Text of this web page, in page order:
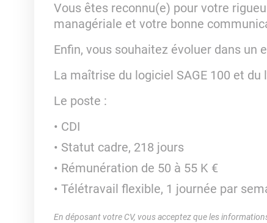
Vous êtes reconnu(e) pour votre
managériale et votre bonne
Enfin, vous souhaitez évoluer dans
La maîtrise du logiciel SAGE 100 et du
Le poste :
CDI
Statut cadre, 218 jours
Rémunération de 50 à 55 K €
Télétravail flexible, 1 journée par
En déposant votre CV, vous acceptez que les